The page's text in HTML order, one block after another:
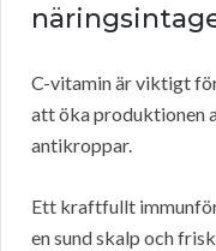
C-vitamin är viktigt
att öka produktionen
antikroppar.
Ett kraftfullt
en sund skalp och